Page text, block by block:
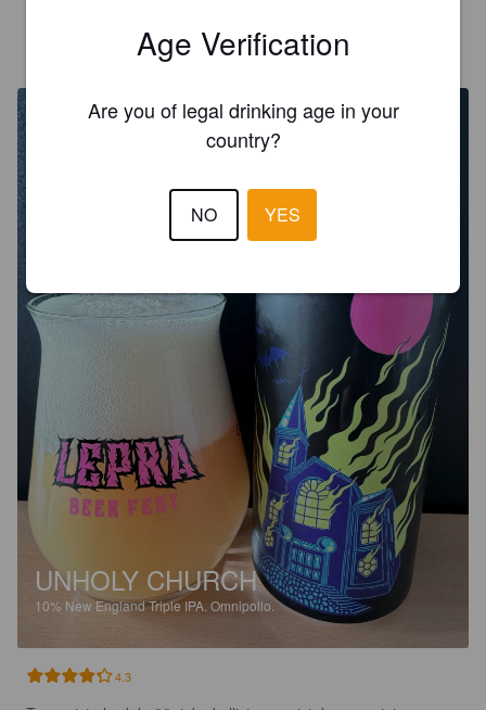
ZEPICIN
@ Hoptimaal
UNHOLY CHURCH
10% New England Triple IPA. Omnipollo.
4.3
Age Verification
Are you of legal drinking age in your
country?
NO YES